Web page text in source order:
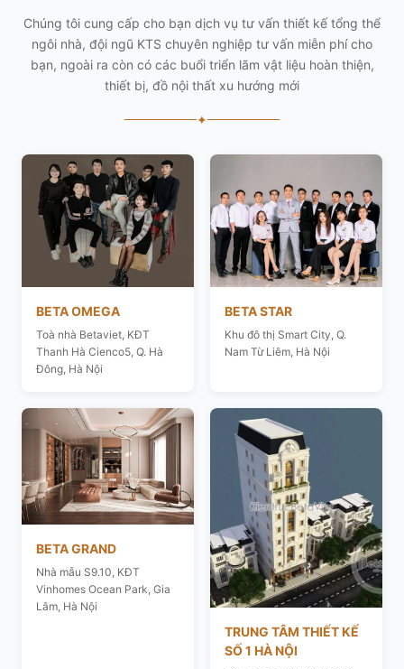
Chúng tôi cung cấp cho bạn dịch vụ tư vấn thiết kế tổng thể
ngôi nhà, đội ngũ KTS chuyên nghiệp tư vấn miễn phí cho
bạn, ngoài ra còn có các buổi triển lãm vật liệu hoàn thiện,
thiết bị, đồ nội thất xu hướng mới
✦
BETA OMEGA
Toà nhà Betaviet, KĐT
Thanh Hà Cienco5, Q. Hà
Đông, Hà Nội
BETA STAR
Khu đô thị Smart City, Q.
Nam Từ Liêm, Hà Nội
BETA GRAND
Nhà mẫu S9.10, KĐT
Vinhomes Ocean Park, Gia
Lâm, Hà Nội
TRUNG TÂM THIẾT KẾ
SỐ 1 HÀ NỘI